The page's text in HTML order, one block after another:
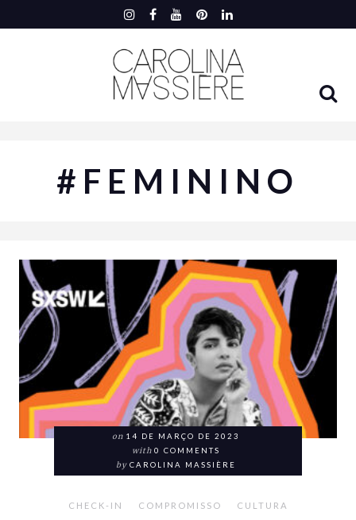
#FEMININO
on 14 DE MARÇO DE 2023
with 0 COMMENTS
by CAROLINA MASSIÈRE
CHECK-IN COMPROMISSO CULTURA